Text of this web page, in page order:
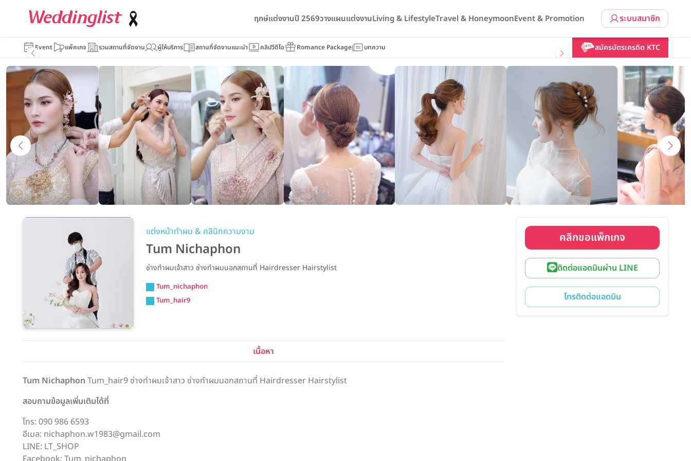
ระบบสมาชิก
ฤกษ์แต่งงานปี 2569วางแผนแต่งงานLiving & LifestyleTravel & HoneymoonEvent & Promotion
Event แพ็คเกจ รวมสถานที่จัดงาน ผู้ให้บริการ สถานที่จัดงานแนะนำ คลิปวีดีโอ Romance Package บทความ สมัครบัตรเครดิต KTC
คลิกขอแพ็กเกจ
แต่งหน้าทำผม & คลินิกความงาม
Tum Nichaphon
ช่างทำผมเจ้าสาว ช่างทำผมนอกสถานที่ Hairdresser Hairstylist
Tum_nichaphon
Tum_hair9
เนื้อหา
Tum Nichaphon Tum_hair9 ช่างทำผมเจ้าสาว ช่างทำผมนอกสถานที่ Hairdresser Hairstylist
สอบถามข้อมูลเพิ่มเติมได้ที่
โทร: 090 986 6593
อีเมล: nichaphon.w1983@gmail.com
LINE: LT_SHOP
คลิกขอแพ็กเกจ
ติดต่อแอดมินผ่าน LINE
โทรติดต่อแอดมิน